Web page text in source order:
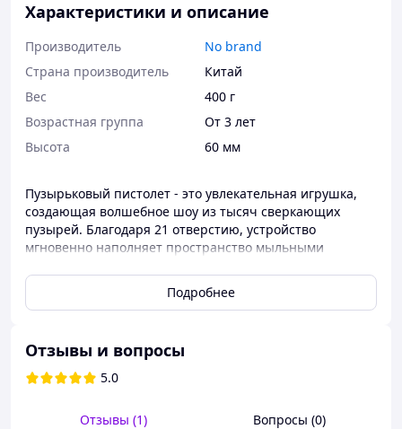
Характеристики и описание
Производитель
No brand
Страна производитель
Китай
Вес
400 г
Возрастная группа
От 3 лет
Высота
60 мм
Пузырьковый пистолет - это увлекательная игрушка,
создающая волшебное шоу из тысяч сверкающих
пузырей. Благодаря 21 отверстию, устройство
мгновенно наполняет пространство мыльными
еще более яркой.
Игрушка работает на 4 батарейках типа AA (не
специальную емкость, нажмите кнопку – и пистолет
начнет создавать захватывающее облако пузырей. Он
Подробнее
Отзывы и вопросы
5.0
Отзывы (1) Вопросы (0)